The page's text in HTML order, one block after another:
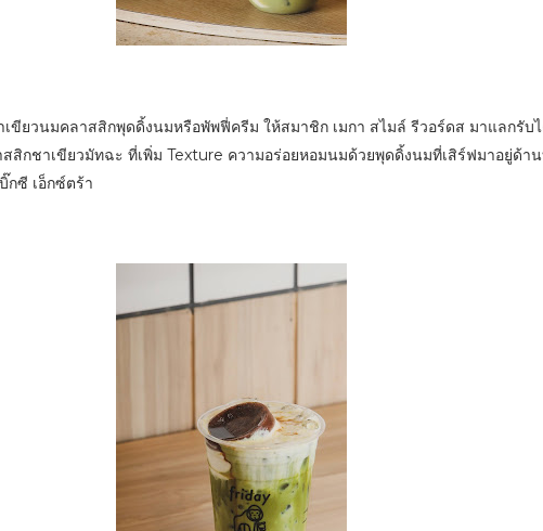
เขียวนมคลาสสิกพุดดิ้งนมหรือพัพฟี่ครีม ให้สมาชิก เมกา สไมล์ รีวอร์ดส มาแลกรับ
สิกชาเขียวมัทฉะ ที่เพิ่ม Texture ความอร่อยหอมนมด้วยพุดดิ้งนมที่เสิร์ฟมาอยู่ด้า
กซี เอ็กซ์ตร้า